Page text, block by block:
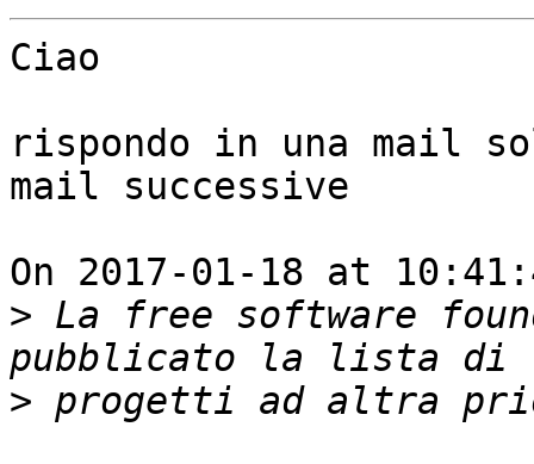
Ciao
rispondo in una mail
mail successive
On 2017-01-18 at
> La free software
>